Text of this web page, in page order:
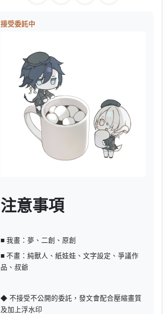
接受委託中
注意事項
■ 我畫：夢、二創、原創
■ 不畫：純獸人、紙娃娃、文字設定、爭議作
品、叔爺
◆ 不接受不公開的委託，發文會配合壓縮畫質
及加上浮水印